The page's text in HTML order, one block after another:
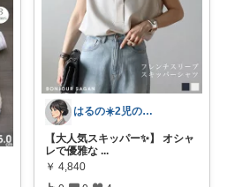
はるの☀️2児のママ𓂃◌𓈒𓐍
【大人気スキッパー✨】 オシャ
レで優雅な ...
￥ 4,840